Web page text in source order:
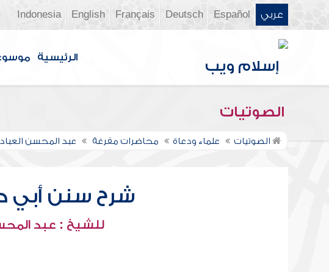
عربي Español
Deutsch
Français
English
Indonesia
الرئيسية
الصوتيات
الصوتيات علماء ودعاة محاضرات مفرغة عبد المحسن العباد
شرح سنن أبي
للشيخ : عبد